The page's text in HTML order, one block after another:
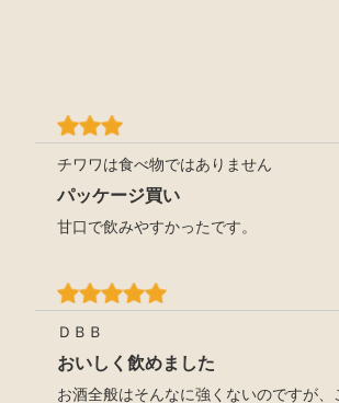
チワワは食べ物ではありません
パッケージ買い
甘口で飲みやすかったです。
ＤＢＢ
おいしく飲めました
お酒全般はそんなに強くないのですが